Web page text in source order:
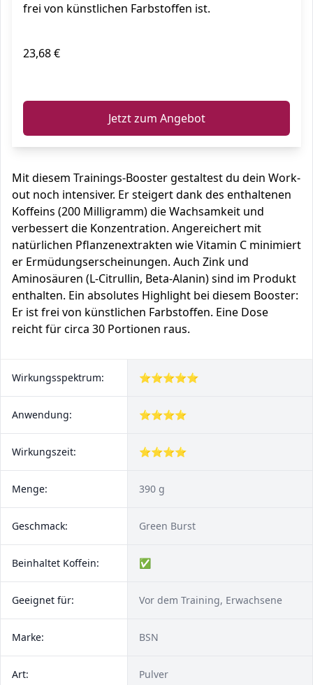
frei von künstlichen Farbstoffen ist.
23,68 €
Jetzt zum Angebot
Mit diesem Trainings-Booster gestaltest du dein Work-
out noch intensiver. Er steigert dank des enthaltenen
Koffeins (200 Milligramm) die Wachsamkeit und
verbessert die Konzentration. Angereichert mit
natürlichen Pflanzenextrakten wie Vitamin C minimiert
er Ermüdungserscheinungen. Auch Zink und
Aminosäuren (L-Citrullin, Beta-Alanin) sind im Produkt
enthalten. Ein absolutes Highlight bei diesem Booster:
Er ist frei von künstlichen Farbstoffen. Eine Dose
reicht für circa 30 Portionen raus.
Wirkungsspektrum: ⭐⭐⭐⭐⭐
Anwendung: ⭐⭐⭐⭐
Wirkungszeit: ⭐⭐⭐⭐
Menge: 390 g
Geschmack: Green Burst
Beinhaltet Koffein: ✅
Geeignet für: Vor dem Training, Erwachsene
Marke: BSN
Art: Pulver